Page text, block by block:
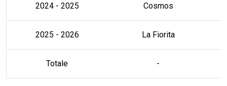
2024 - 2025 Cosmos
2025 - 2026 La Fiorita
Totale -